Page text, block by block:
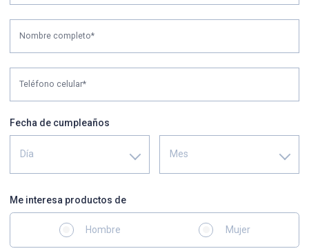
Nombre completo*
Teléfono celular*
Fecha de cumpleaños
Día Mes
Me interesa productos de
Hombre Mujer